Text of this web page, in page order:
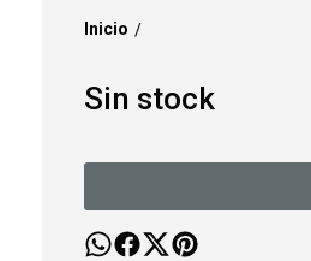
Inicio /
Sin stock